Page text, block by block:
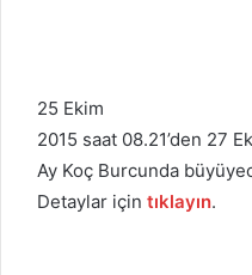
25 Ekim
2015 saat 08.21’den 27
Ay Koç Burcunda
Detaylar için tıklayın.